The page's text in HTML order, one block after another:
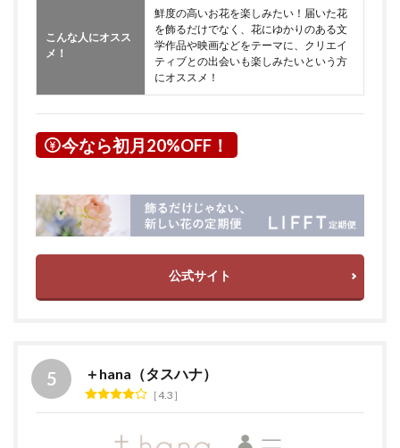
こんな人にオスス
メ！
鮮度の高いお花を楽しみたい！届いた花
を飾るだけでなく、花にゆかりのある文
学作品や映画などをテーマに、クリエイ
ティブとの出会いも楽しみたいという方
にオススメ！
今なら初月20%OFF！
公式サイト
＋hana（タスハナ）
4.3